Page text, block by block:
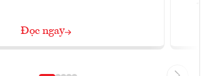
Đọc ngay